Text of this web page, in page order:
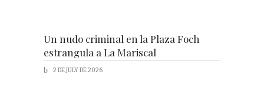
Un nudo criminal en la Plaza Foch
estrangula a La Mariscal
2 DE JULY DE 2026